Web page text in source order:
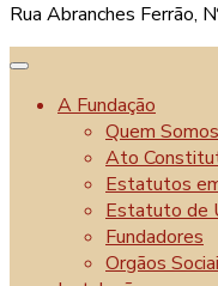
Rua Abranches Ferrão,
A Fundação
Quem Somos
Ato
Estatutos
Estatuto de
Fundadores
Orgãos
Livro
Fundação do